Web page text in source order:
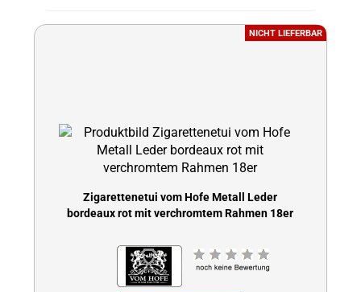
NICHT LIEFERBAR
Zigarettenetui vom Hofe Metall Leder
bordeaux rot mit verchromtem Rahmen 18er